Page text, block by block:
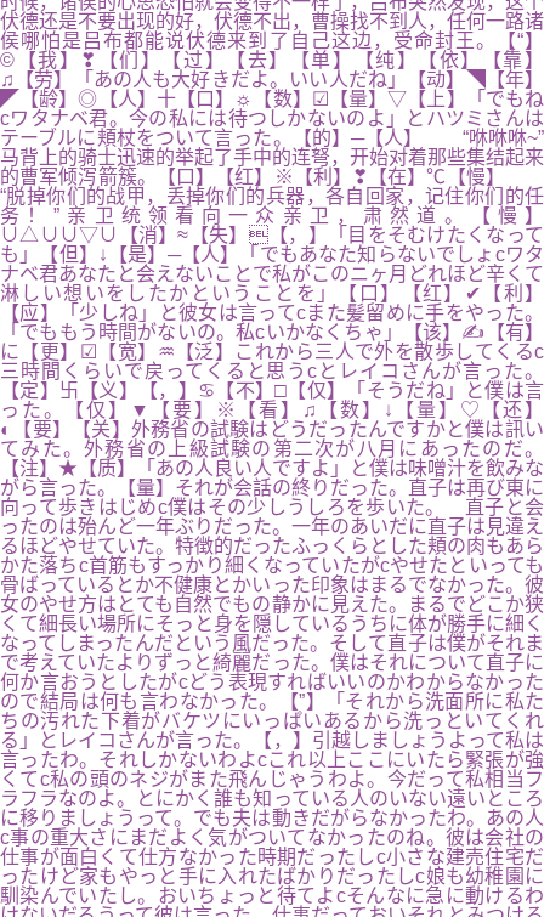
伏德还是不要出现的好，伏德不出，曹操找不到人，任何一路诸
侯哪怕是吕布都能说伏德来到了自己这边，受命封王。【“】
©【我】❣【们】【过】【去】【单】【纯】【依】【靠】
♫【劳】「あの人も大好きだよ。いい人だね」【动】◥【年】
◤【龄】◎【人】十【口】☼【数】☑【量】▽【上】「でもね
cワタナベ君。今の私には待つしかないのよ」とハツミさんは
テーブルに頬杖をついて言った。【的】─【人】 “咻咻咻~”
马背上的骑士迅速的举起了手中的连弩，开始对着那些集结起来
的曹军倾泻箭簇。【口】【红】※【利】❣【在】℃【慢】
“脱掉你们的战甲，丢掉你们的兵器，各自回家，记住你们的任
务！”亲卫统领看向一众亲卫，肃然道。【慢】
∪△∪∪▽∪【消】≈【失】【，】「目をそむけたくなって
も」【但】↓【是】─【人】「でもあなた知らないでしょcワタ
ナベ君あなたと会えないことで私がこのニヶ月どれほど辛くて
淋しい想いをしたかということを」【口】【红】✔【利】
【应】「少しね」と彼女は言ってcまた髪留めに手をやった。
「でももう時間がないの。私cいかなくちゃ」【该】✍【有】
に【更】☑【宽】♒【泛】これから三人で外を散歩してくるc
三時間くらいで戻ってくると思うcとレイコさんが言った。
【定】卐【义】【，】♋【不】□【仅】「そうだね」と僕は言
った。【仅】▼【要】※【看】♫【数】↓【量】♡【还】
◐【要】【关】外務省の試験はどうだったんですかと僕は訊い
てみた。外務省の上級試験の第二次が八月にあったのだ。
【注】★【质】「あの人良い人ですよ」と僕は味噌汁を飲みな
がら言った。【量】それが会話の終りだった。直子は再び東に
向って歩きはじめc僕はその少しうしろを歩いた。 直子と会
ったのは殆んど一年ぶりだった。一年のあいだに直子は見違え
るほどやせていた。特徴的だったふっくらとした頬の肉もあら
かた落ちc首筋もすっかり細くなっていたがcやせたといっても
骨ばっているとか不健康とかいった印象はまるでなかった。彼
女のやせ方はとても自然でもの静かに見えた。まるでどこか狭
くて細長い場所にそっと身を隠しているうちに体が勝手に細く
なってしまったんだという風だった。そして直子は僕がそれま
で考えていたよりずっと綺麗だった。僕はそれについて直子に
何か言おうとしたがcどう表現すればいいのかわからなかった
ので結局は何も言わなかった。【”】「それから洗面所に私た
ちの汚れた下着がバケツにいっぱいあるから洗っといてくれ
る」とレイコさんが言った。【，】引越しましょうよって私は
言ったわ。それしかないわよcこれ以上ここにいたら緊張が強
くてc私の頭のネジがまた飛んじゃうわよ。今だって私相当フ
ラフラなのよ。とにかく誰も知っている人のいない遠いところ
に移りましょうって。でも夫は動きだがらなかったわ。あの人
c事の重大さにまだよく気がついてなかったのね。彼は会社の
仕事が面白くて仕方なかった時期だったしc小さな建売住宅だ
ったけど家もやっと手に入れたばかりだったしc娘も幼稚園に
馴染んでいたし。おいちょっと待てよcそんなに急に動けるわ